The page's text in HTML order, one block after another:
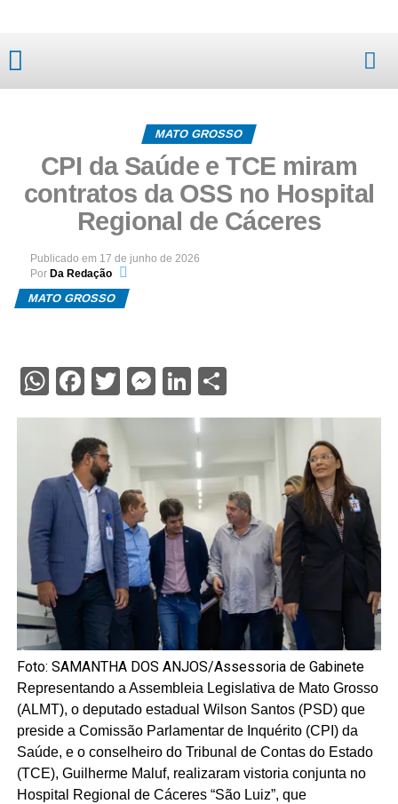
MATO GROSSO
CPI da Saúde e TCE miram
contratos da OSS no Hospital
Regional de Cáceres
Publicado em 17 de junho de 2026
Por Da Redação
MATO GROSSO
WhatsApp
Facebook
Twitter
Messenger
LinkedIn
Share
Foto: SAMANTHA DOS ANJOS/Assessoria de Gabinete
Representando a Assembleia Legislativa de Mato Grosso
(ALMT), o deputado estadual Wilson Santos (PSD) que
preside a Comissão Parlamentar de Inquérito (CPI) da
Saúde, e o conselheiro do Tribunal de Contas do Estado
(TCE), Guilherme Maluf, realizaram vistoria conjunta no
Hospital Regional de Cáceres “São Luiz”, que